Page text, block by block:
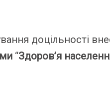
доцільності
“Здоров’я